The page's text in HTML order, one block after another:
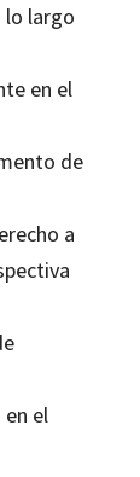
lo largo
en el
de
a
en el